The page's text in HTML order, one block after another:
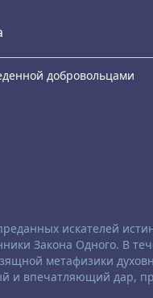
добровольцами
искателей
Закона Одного. В
метафизики
и впечатляющий дар,